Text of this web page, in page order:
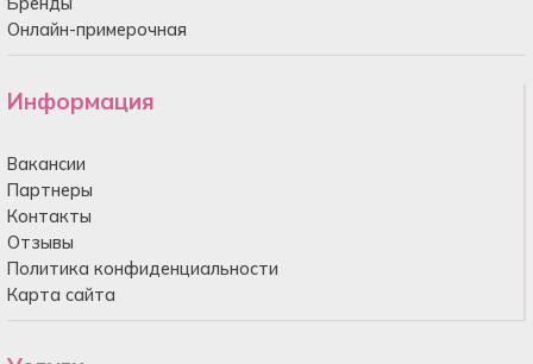
Онлайн-примерочная
Информация
Вакансии
Партнеры
Контакты
Отзывы
Политика конфиденциальности
Карта сайта